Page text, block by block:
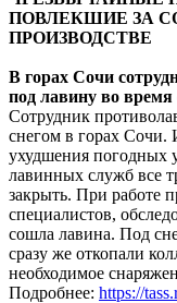
ПОВЛЕКШИЕ ЗА
ПРОИЗВОДСТВЕ
В горах Сочи
под лавину во время
Сотрудник
снегом в горах Сочи.
ухудшения погодных
лавинных служб все
закрыть. При работе
специалистов,
сошла лавина. Под
сразу же откопали
необходимое
Подробнее: https://